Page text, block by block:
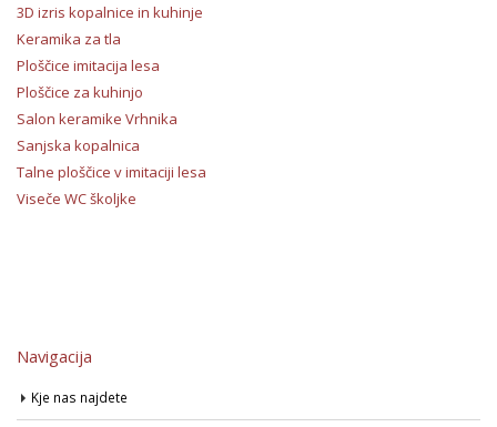
3D izris kopalnice in kuhinje
Keramika za tla
Ploščice imitacija lesa
Ploščice za kuhinjo
Salon keramike Vrhnika
Sanjska kopalnica
Talne ploščice v imitaciji lesa
Viseče WC školjke
Navigacija
Kje nas najdete